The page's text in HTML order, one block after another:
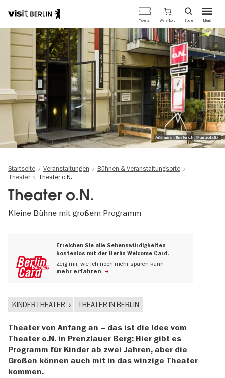
Direkt
Inhalt
Berlins
offizielles
Tourismusportal
Menü
Tickets Warenkorb Suche
Außenansicht Theater o.N. © cm production
Startseite Veranstaltungen
Bühnen & Veranstaltungsorte
Theater
Theater o.N.
Theater o.N.
Kleine Bühne mit großem Programm
Erreichen Sie alle Sehenswürdigkeiten
kostenlos mit der Berlin Welcome Card.
Zeig mir, wie ich noch mehr sparen kann
mehr erfahren
KINDERTHEATER THEATER IN BERLIN
Theater von Anfang an – das ist die Idee vom
Theater o.N. in Prenzlauer Berg: Hier gibt es
Programm für Kinder ab zwei Jahren, aber die
Großen können auch mit in das winzige Theater
kommen.